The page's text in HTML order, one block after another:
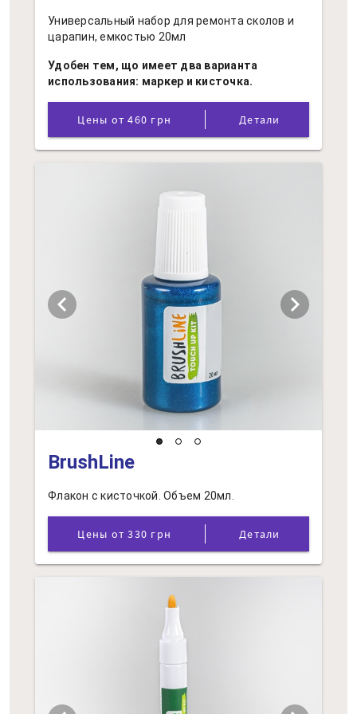
Универсальный набор для ремонта сколов и
царапин, емкостью 20мл
Удобен тем, що имеет два варианта
использования: маркер и кисточка.
Цены от 460 грн Детали
chevron_left chevron_right
BrushLine
Флакон с кисточкой. Объем 20мл.
Цены от 330 грн Детали